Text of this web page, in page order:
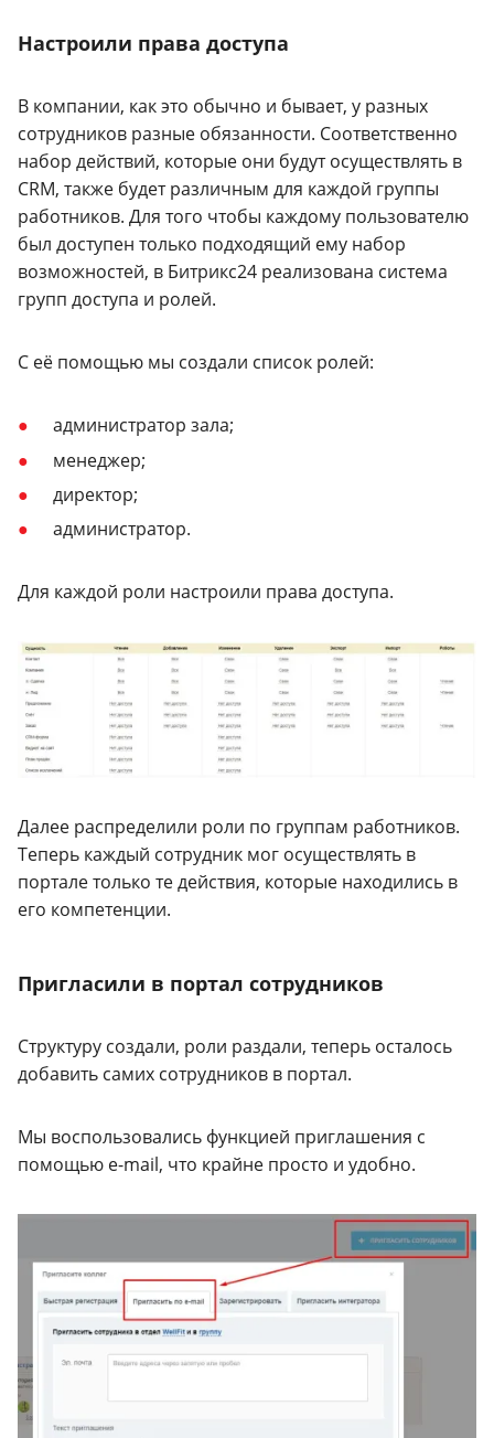
Настроили права доступа
В компании, как это обычно и бывает, у разных
сотрудников разные обязанности. Соответственно
набор действий, которые они будут осуществлять в
CRM, также будет различным для каждой группы
работников. Для того чтобы каждому пользователю
был доступен только подходящий ему набор
возможностей, в Битрикс24 реализована система
групп доступа и ролей.
С её помощью мы создали список ролей:
администратор зала;
менеджер;
директор;
администратор.
Для каждой роли настроили права доступа.
Далее распределили роли по группам работников.
Теперь каждый сотрудник мог осуществлять в
портале только те действия, которые находились в
его компетенции.
Пригласили в портал сотрудников
Структуру создали, роли раздали, теперь осталось
добавить самих сотрудников в портал.
Мы воспользовались функцией приглашения с
помощью e-mail, что крайне просто и удобно.